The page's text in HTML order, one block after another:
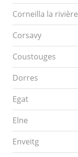
Corneilla la rivière
Corsavy
Coustouges
Dorres
Egat
Elne
Enveitg